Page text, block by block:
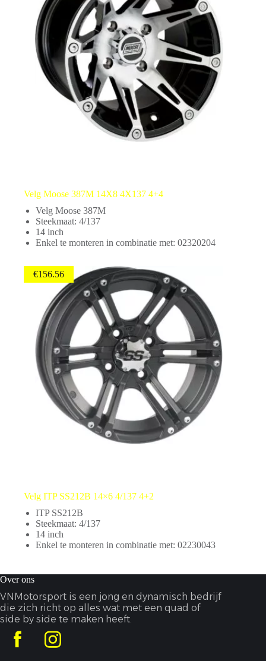
Velg Moose 387M 14X8 4X137 4+4
Velg Moose 387M
Steekmaat: 4/137
14 inch
Enkel te monteren in combinatie met: 02320204
Velg ITP SS212B 14×6 4/137 4+2
€156.56
ITP SS212B
Steekmaat: 4/137
14 inch
Enkel te monteren in combinatie met: 02230043
Over ons
VNMotorsport is een jong en dynamisch bedrijf
die zich richt op alles wat met een quad of
side by side te maken heeft.